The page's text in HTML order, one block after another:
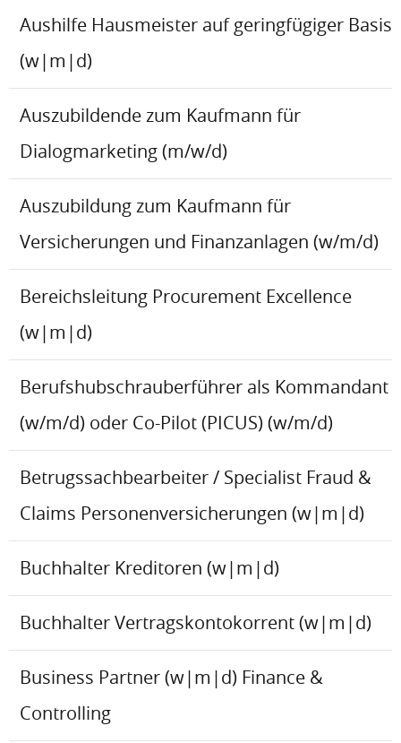
Aushilfe Hausmeister auf geringfügiger Basis
(w|m|d)
Auszubildende zum Kaufmann für
Dialogmarketing (m/w/d)
Auszubildung zum Kaufmann für
Versicherungen und Finanzanlagen (w/m/d)
Bereichsleitung Procurement Excellence
(w|m|d)
Berufshubschrauberführer als Kommandant
(w/m/d) oder Co-Pilot (PICUS) (w/m/d)
Betrugssachbearbeiter / Specialist Fraud &
Claims Personenversicherungen (w|m|d)
Buchhalter Kreditoren (w|m|d)
Buchhalter Vertragskontokorrent (w|m|d)
Business Partner (w|m|d) Finance &
Controlling